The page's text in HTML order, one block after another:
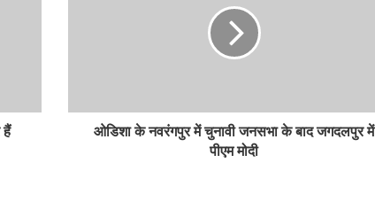
हैं
ओडिशा के नवरंगपुर में चुनावी जनसभा के बाद जगदलपुर में
पीएम मोदी